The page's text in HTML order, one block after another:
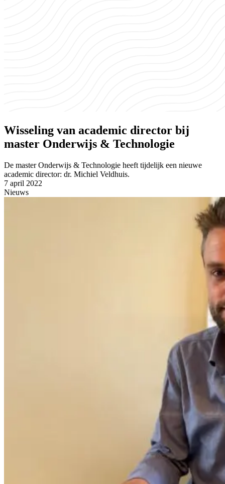
Wisseling van academic director bij
master Onderwijs & Technologie
De master ​Onderwijs & Technologie heeft tijdelijk een nieuwe
academic director: dr. Michiel Veldhuis.
7 april 2022
Nieuws